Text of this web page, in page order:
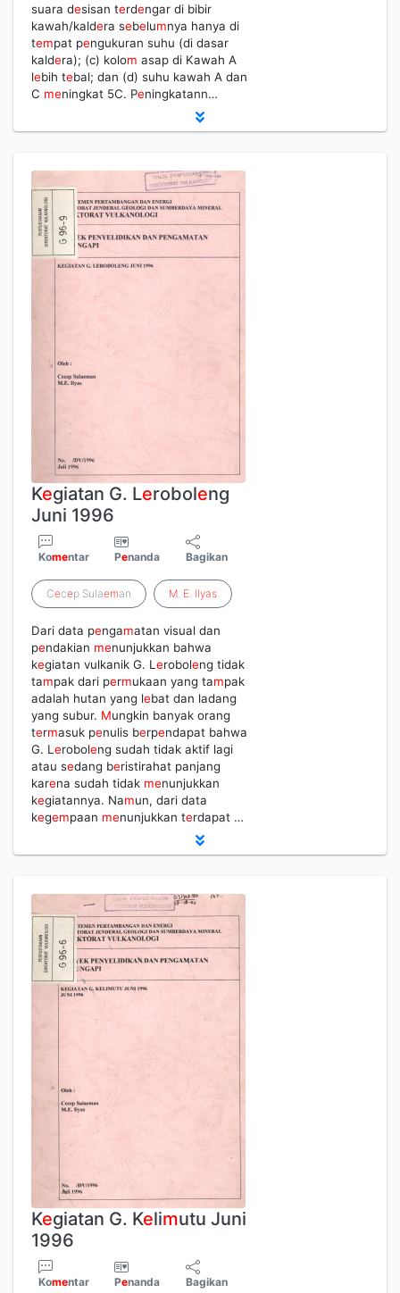
suara desisan terdengar di bibir
kawah/kaldera sebelumnya hanya di
tempat pengukuran suhu (di dasar
kaldera); (c) kolom asap di Kawah A
lebih tebal; dan (d) suhu kawah A dan
C meningkat 5C. Peningkatann…
Kegiatan G. Leroboleng
Juni 1996
Komentar Penanda Bagikan
Cecep Sulaeman M. E. Ilyas
Dari data pengamatan visual dan
pendakian menunjukkan bahwa
kegiatan vulkanik G. L eroboleng tidak
tampak dari permukaan yang tampak
adalah hutan yang lebat dan ladang
yang subur. Mungkin banyak orang
termasuk penulis berpendapat bahwa
G. L eroboleng sudah tidak aktif lagi
atau sedang beristirahat panjang
karena sudah tidak menunjukkan
kegiatannya. Namun, dari data
kegempaan menunjukkan terdapat …
Kegiatan G. Kelimutu Juni
1996
Komentar Penanda Bagikan